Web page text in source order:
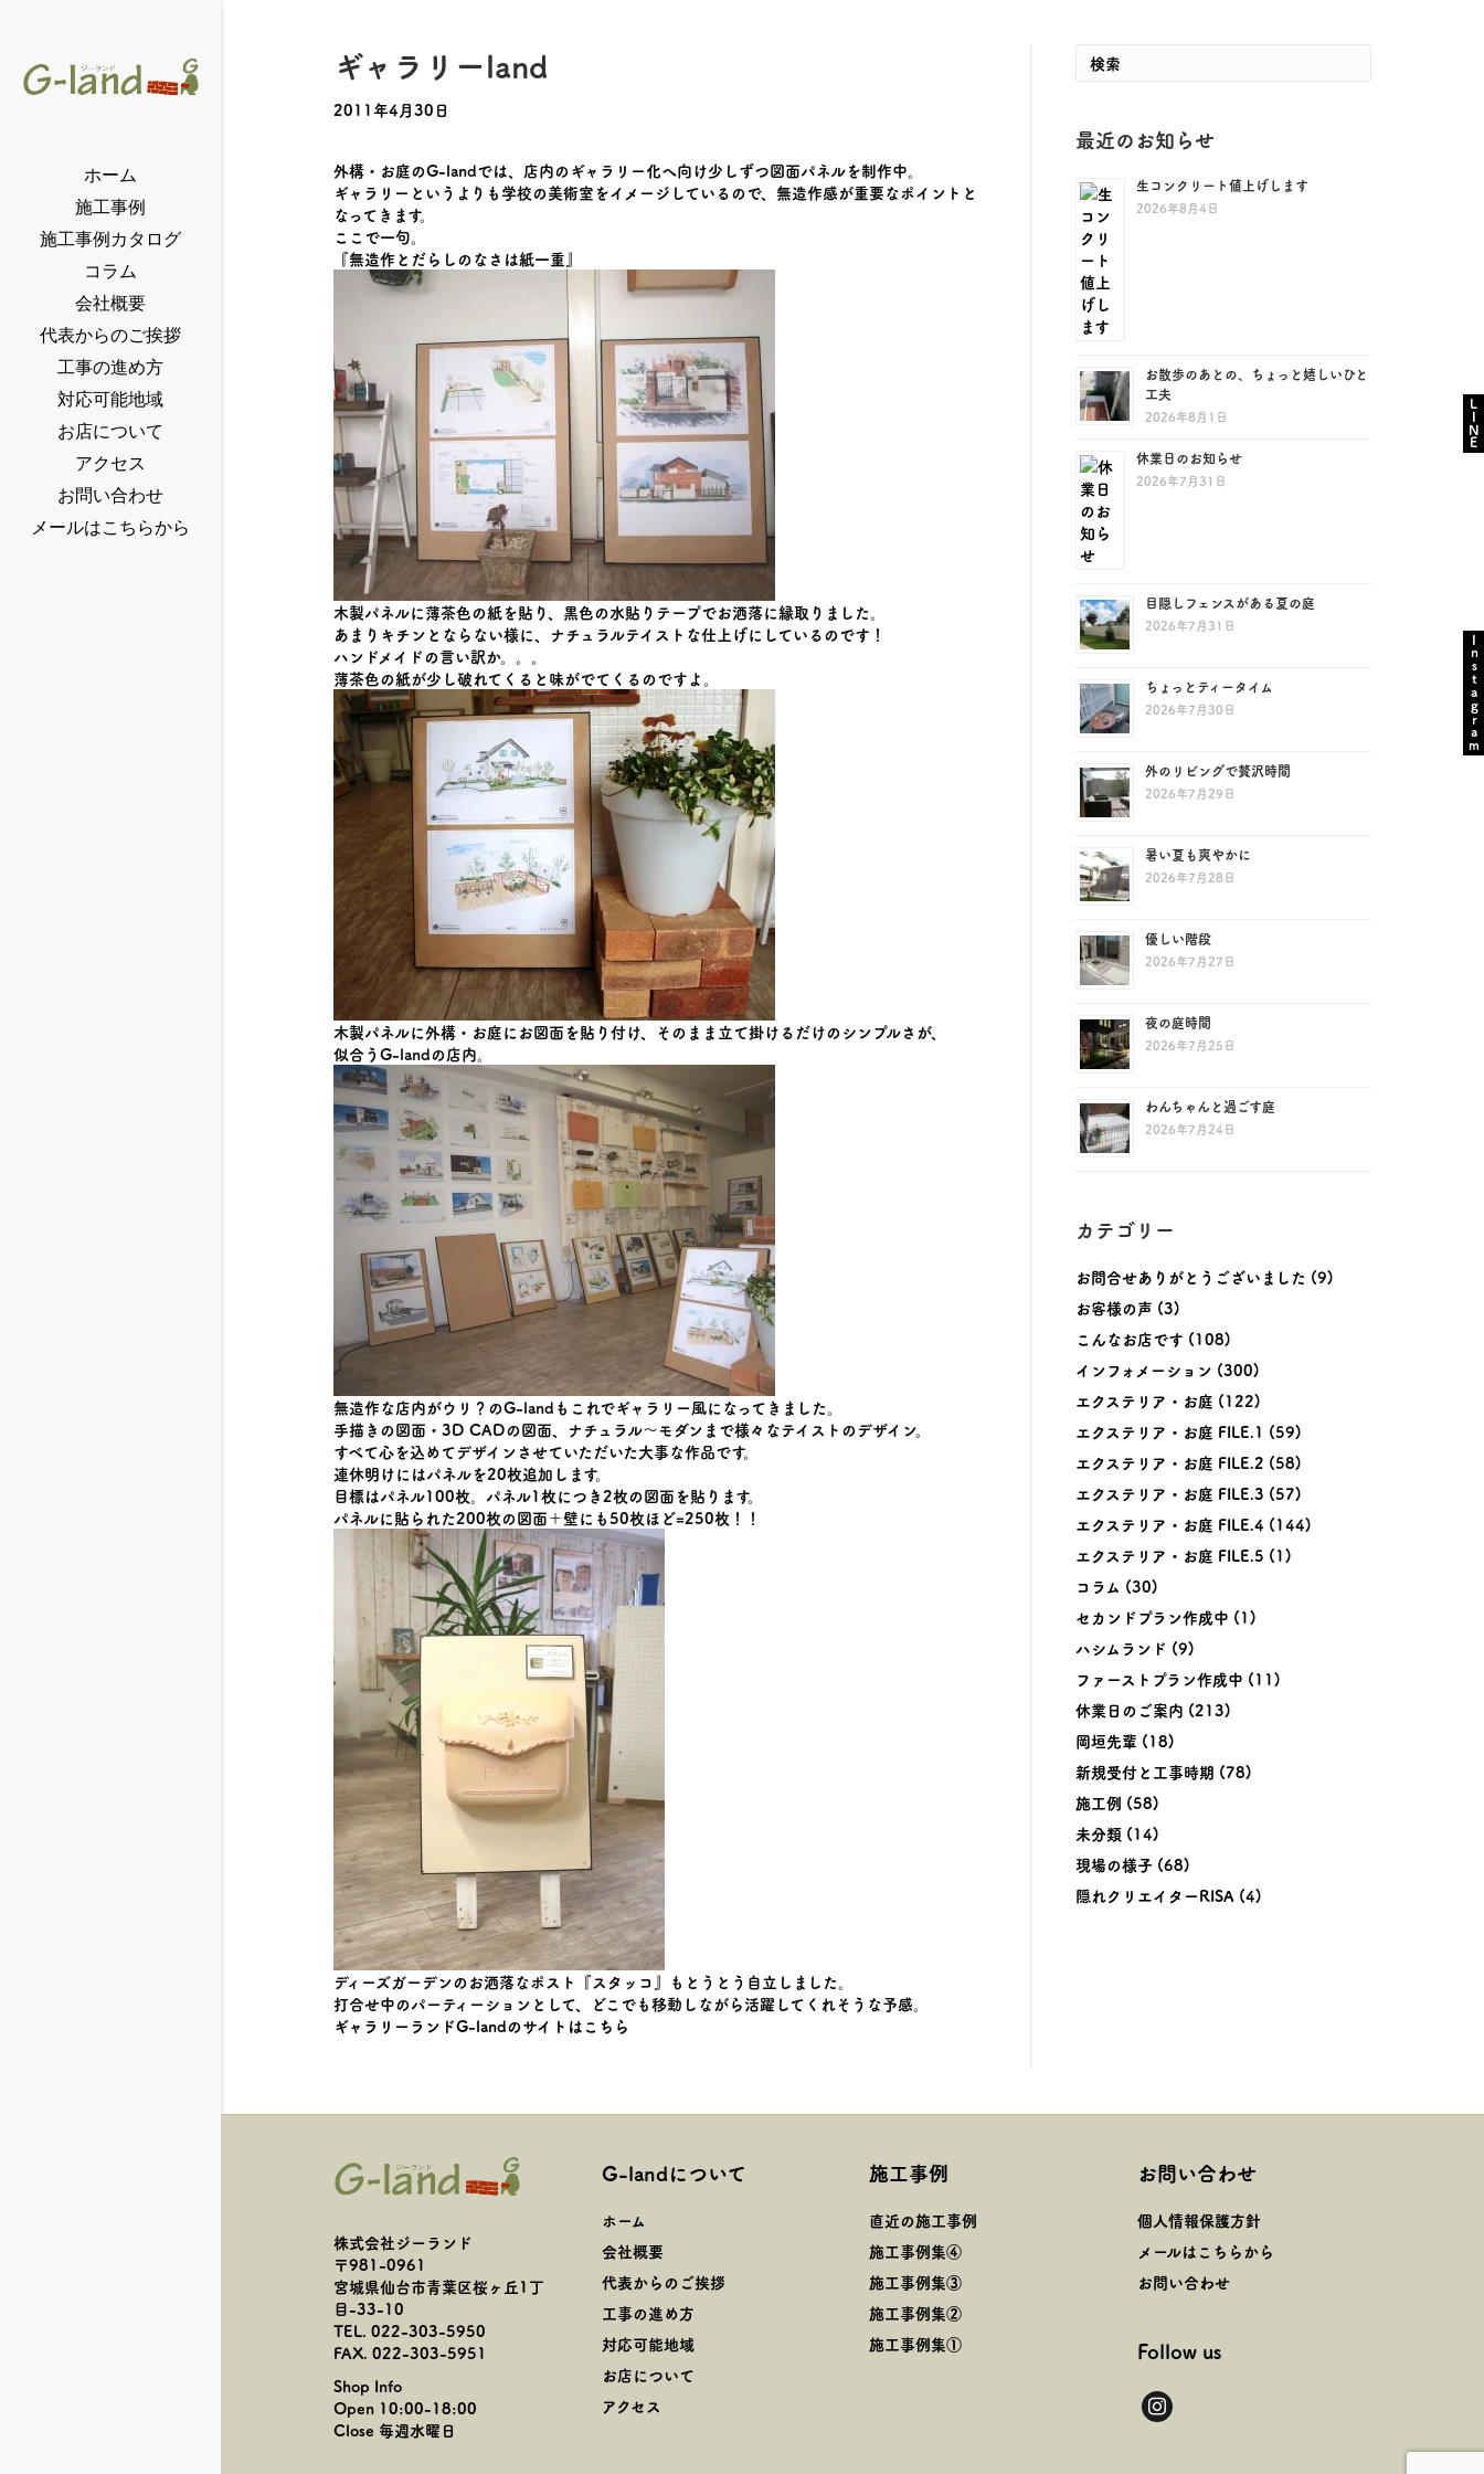
ホーム
施工事例
施工事例カタログ
コラム
会社概要
代表からのご挨拶
工事の進め方
対応可能地域
お店について
アクセス
お問い合わせ
メールはこちらから
ギャラリーland
2011年4月30日
外構・お庭のG-landでは、店内のギャラリー化へ向け少しずつ図面パネルを制作中。
ギャラリーというよりも学校の美術室をイメージしているので、無造作感が重要なポイントと
なってきます。
ここで一句。
『無造作とだらしのなさは紙一重』
木製パネルに薄茶色の紙を貼り、黒色の水貼りテープでお洒落に縁取りました。
あまりキチンとならない様に、ナチュラルテイストな仕上げにしているのです！
ハンドメイドの言い訳か。。。
薄茶色の紙が少し破れてくると味がでてくるのですよ。
木製パネルに外構・お庭にお図面を貼り付け、そのまま立て掛けるだけのシンプルさが、
似合うG-landの店内。
無造作な店内がウリ？のG-landもこれでギャラリー風になってきました。
手描きの図面・3D CADの図面、ナチュラル～モダンまで様々なテイストのデザイン。
すべて心を込めてデザインさせていただいた大事な作品です。
連休明けにはパネルを20枚追加します。
目標はパネル100枚。パネル1枚につき2枚の図面を貼ります。
パネルに貼られた200枚の図面＋壁にも50枚ほど=250枚！！
ディーズガーデンのお洒落なポスト『スタッコ』もとうとう自立しました。
打合せ中のパーティーションとして、どこでも移動しながら活躍してくれそうな予感。
ギャラリーランドG-landのサイトはこちら
最近のお知らせ
生コンクリート値上げします
2026年8月4日
お散歩のあとの、ちょっと嬉しいひと
工夫
2026年8月1日
休業日のお知らせ
2026年7月31日
目隠しフェンスがある夏の庭
2026年7月31日
ちょっとティータイム
2026年7月30日
外のリビングで贅沢時間
2026年7月29日
暑い夏も爽やかに
2026年7月28日
優しい階段
2026年7月27日
夜の庭時間
2026年7月25日
わんちゃんと過ごす庭
2026年7月24日
カテゴリー
お問合せありがとうございました (9)
お客様の声 (3)
こんなお店です (108)
インフォメーション (300)
エクステリア・お庭 (122)
エクステリア・お庭 FILE.1 (59)
エクステリア・お庭 FILE.2 (58)
エクステリア・お庭 FILE.3 (57)
エクステリア・お庭 FILE.4 (144)
エクステリア・お庭 FILE.5 (1)
コラム (30)
セカンドプラン作成中 (1)
ハシムランド (9)
ファーストプラン作成中 (11)
休業日のご案内 (213)
岡垣先輩 (18)
新規受付と工事時期 (78)
施工例 (58)
未分類(14)
現場の様子 (68)
隠れクリエイターRISA(4)
株式会社ジーランド
〒981-0961
宮城県仙台市青葉区桜ヶ丘1丁
目-33-10
TEL. 022-303-5950
FAX. 022-303-5951
Shop Info
Open 10:00-18:00
Close 毎週水曜日
G-landについて
ホーム
会社概要
代表からのご挨拶
工事の進め方
対応可能地域
お店について
アクセス
施工事例
直近の施工事例
施工事例集④
施工事例集③
施工事例集②
施工事例集①
お問い合わせ
個人情報保護方針
メールはこちらから
お問い合わせ
Follow us
instagram
LINE
Instagram